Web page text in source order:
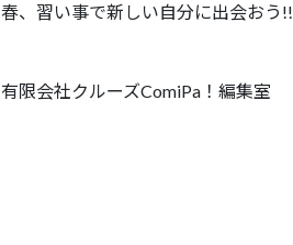
春、習い事で新しい自分に出会おう!!
有限会社クルーズComiPa！編集室